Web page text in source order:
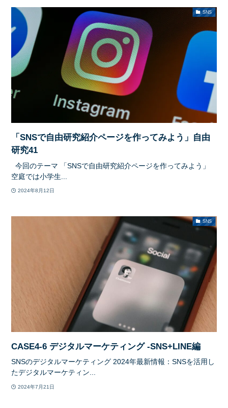
SNS
「SNSで自由研究紹介ページを作ってみよう」自由
研究41
今回のテーマ 「SNSで自由研究紹介ページを作ってみよう」
空庭では小学生...
2024年8月12日
SNS
CASE4-6 デジタルマーケティング -SNS+LINE編
SNSのデジタルマーケティング 2024年最新情報：SNSを活用し
たデジタルマーケティン...
2024年7月21日